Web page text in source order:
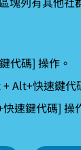
代碼] 操作。
Alt+快速鍵代
速鍵代碼] 操